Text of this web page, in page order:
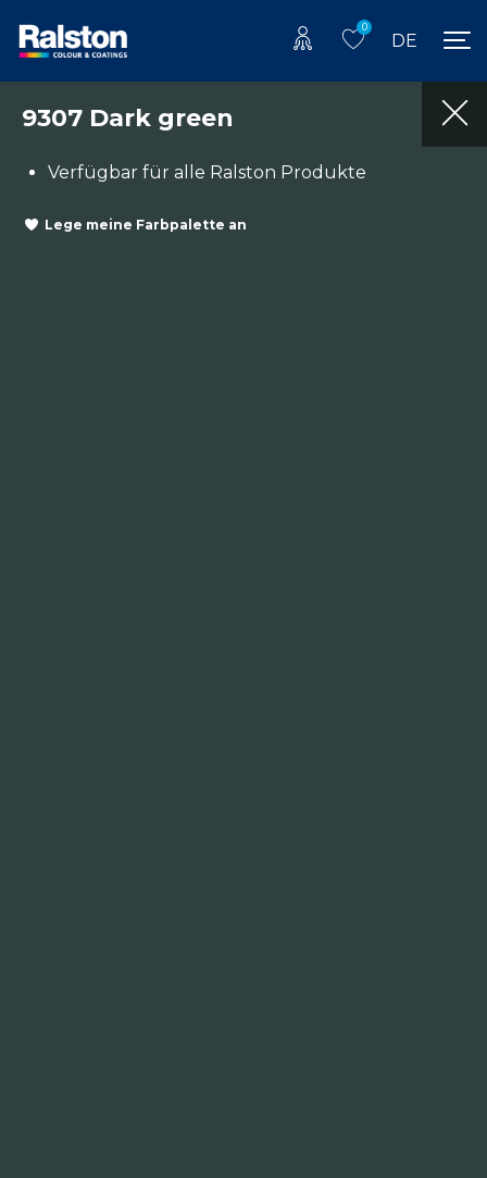
0
DE
9307 Dark green
Verfügbar für alle Ralston Produkte
Lege meine Farbpalette an